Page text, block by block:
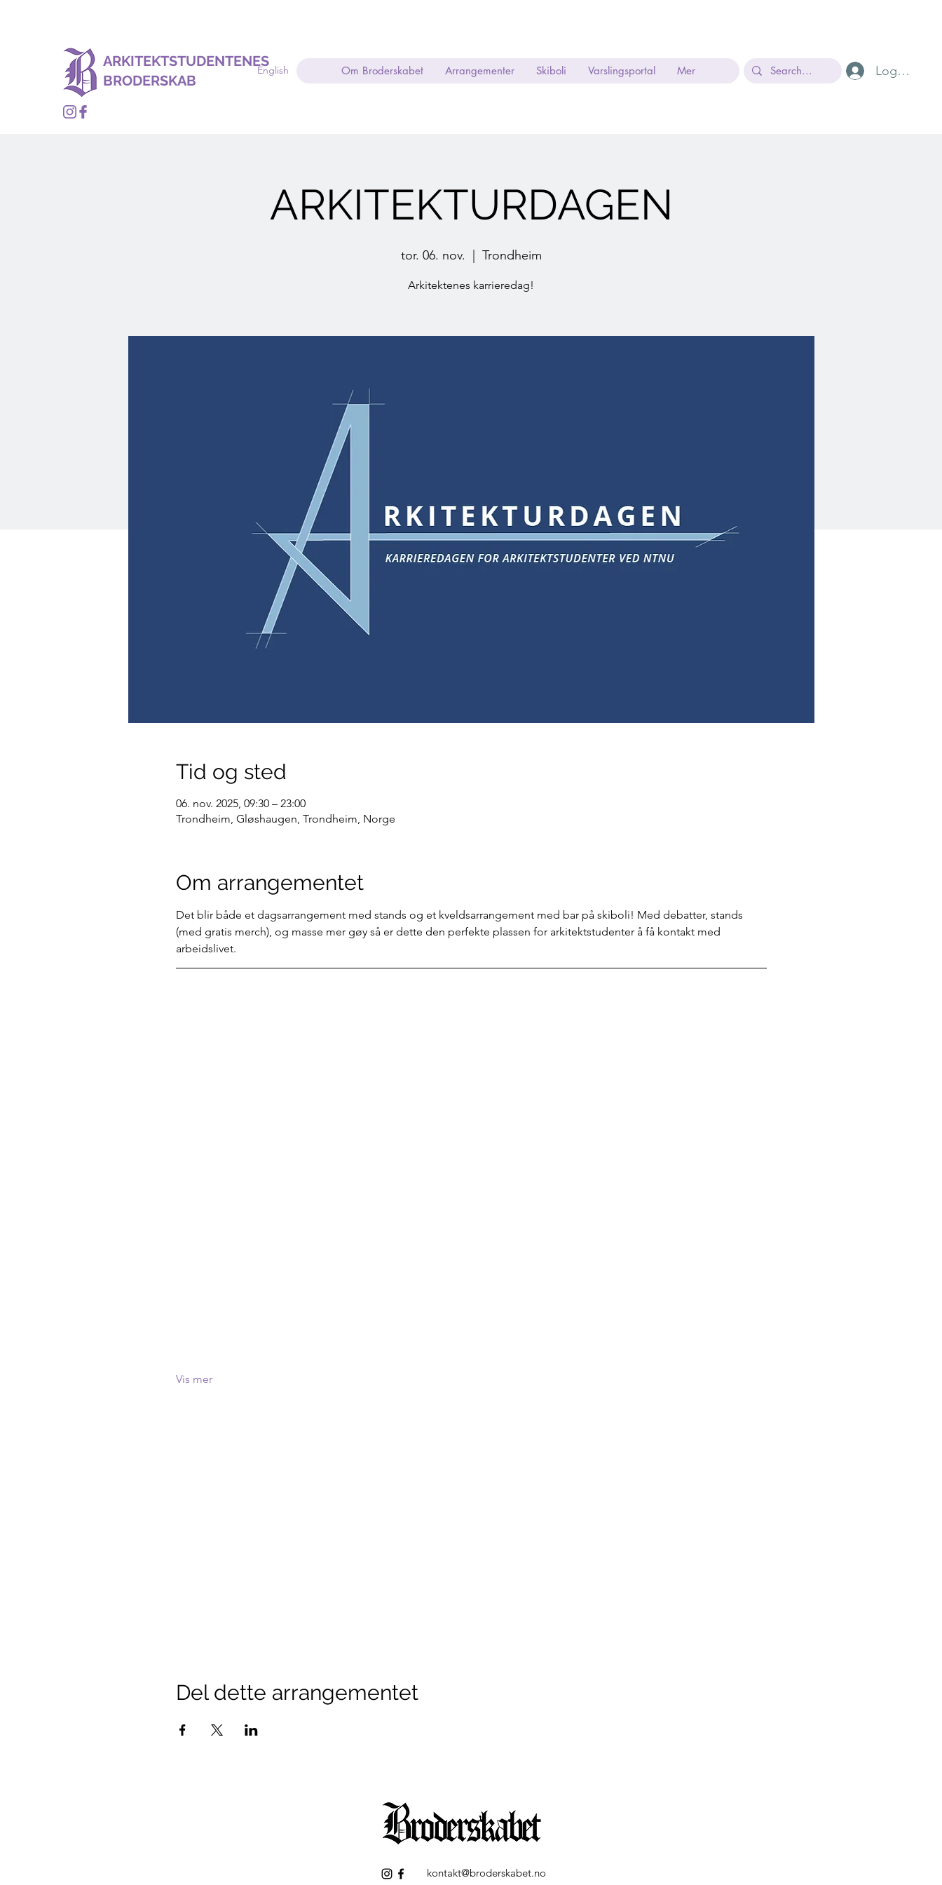
ARKITEKTSTUDENTENES
BRODERSKAB
English Om Broderskabet Arrangementer Skiboli Varslingsportal Mer Logg inn
ARKITEKTURDAGEN
tor. 06. nov. Trondheim
Arkitektenes karrieredag!
Tid og sted
06. nov. 2025, 09:30 – 23:00
Trondheim, Gløshaugen, Trondheim, Norge
Om arrangementet
Det blir både et dagsarrangement med stands og et kveldsarrangement med bar på skiboli! Med debatter, stands
(med gratis merch), og masse mer gøy så er dette den perfekte plassen for arkitektstudenter å få kontakt med
arbeidslivet.
Vis mer
Del dette arrangementet
kontakt@broderskabet.no